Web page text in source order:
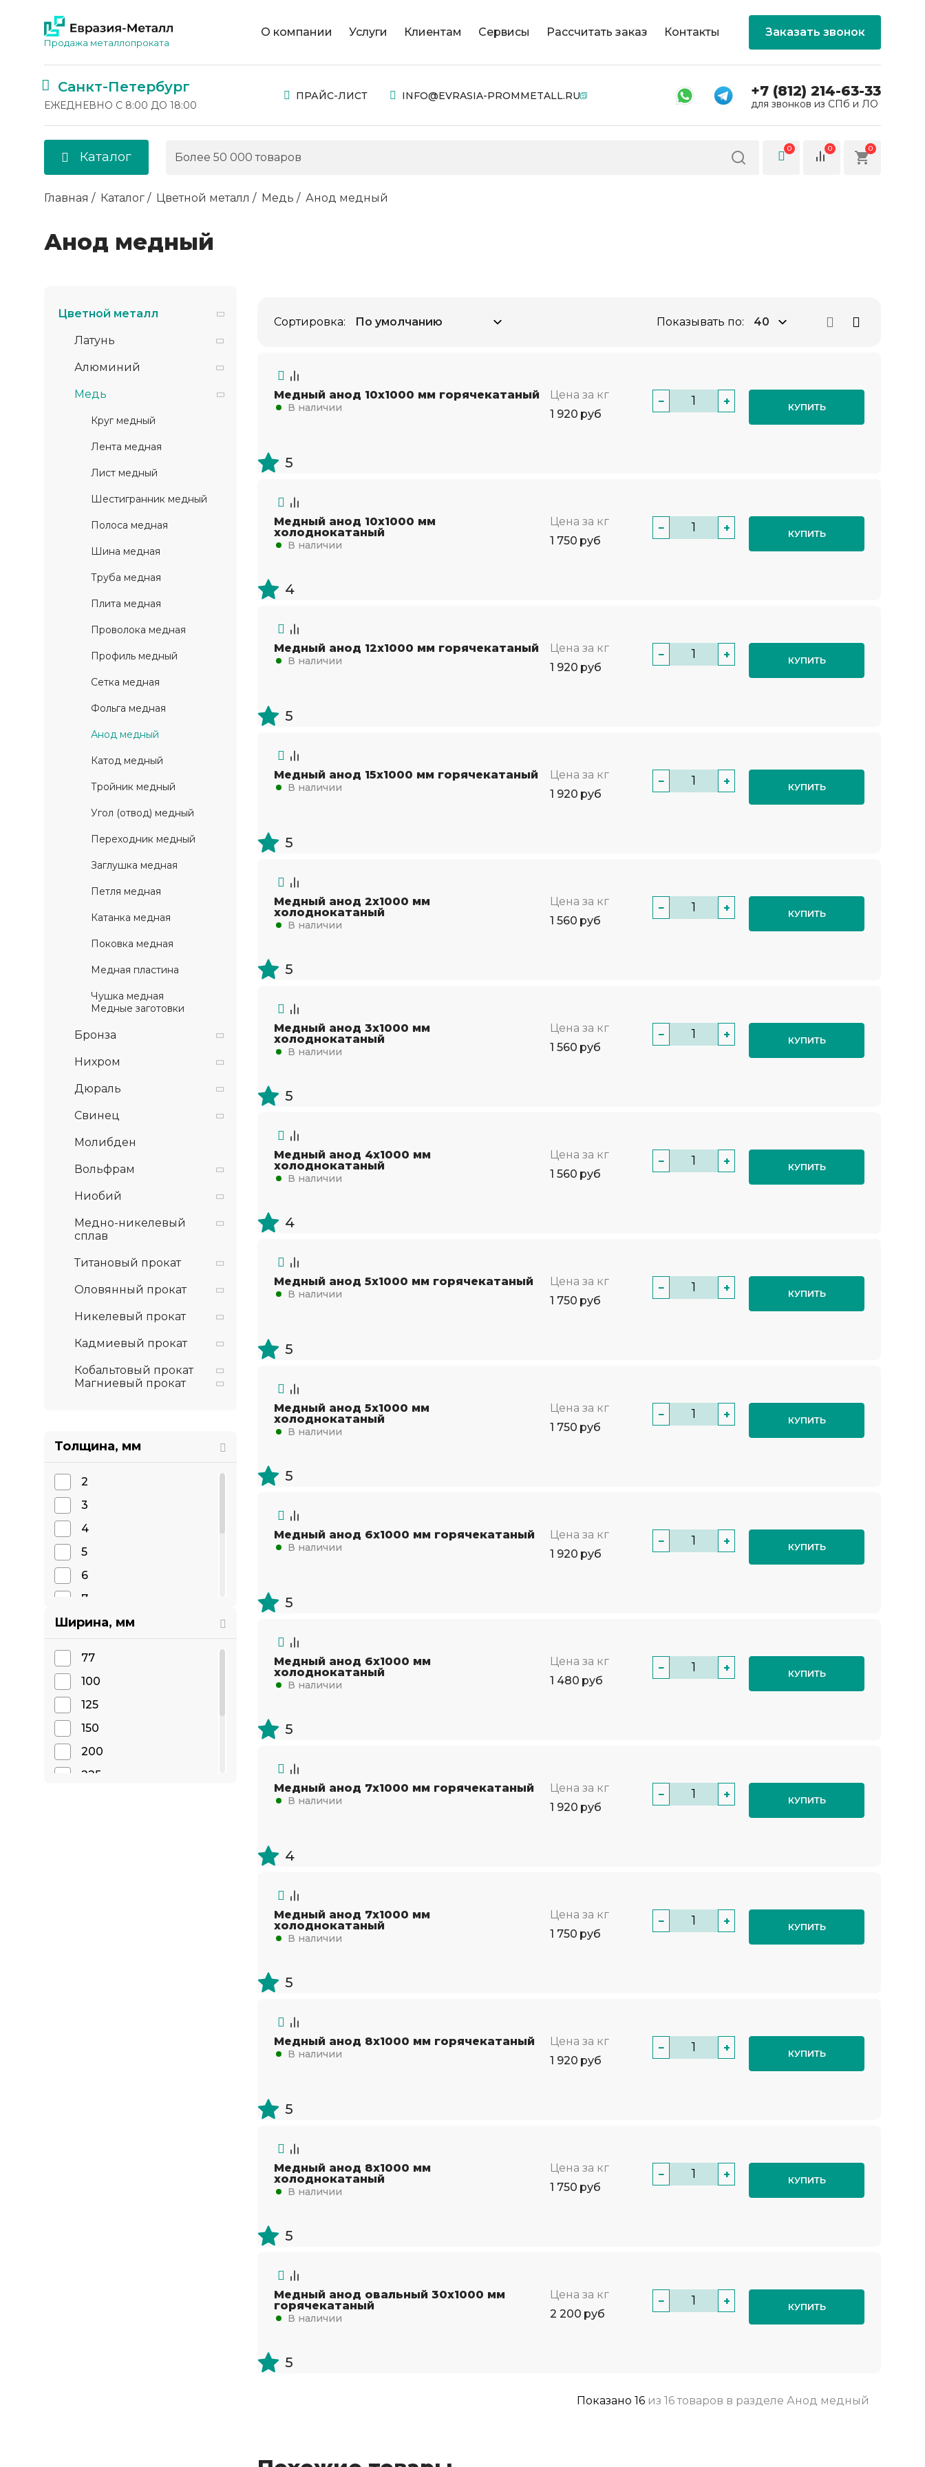
Продажа металлопроката
О компании Услуги Клиентам Сервисы Рассчитать заказ Контакты Заказать звонок
Санкт-Петербург
ЕЖЕДНЕВНО С 8:00 ДО 18:00
ПРАЙС-ЛИСТ INFO@EVRASIA-PROMMETALL.RU +7 (812) 214-63-33
для звонков из СПб и ЛО
Каталог
0 0 0
Главная Каталог Цветной металл Медь Анод медный
Анод медный
Цветной металл
Латунь
Алюминий
Медь
Круг медный
Лента медная
Лист медный
Шестигранник медный
Полоса медная
Шина медная
Труба медная
Плита медная
Проволока медная
Профиль медный
Сетка медная
Фольга медная
Анод медный
Катод медный
Тройник медный
Угол (отвод) медный
Переходник медный
Заглушка медная
Петля медная
Катанка медная
Поковка медная
Медная пластина
Чушка медная
Медные заготовки
Бронза
Нихром
Дюраль
Свинец
Молибден
Вольфрам
Ниобий
Медно-никелевый
сплав
Титановый прокат
Оловянный прокат
Никелевый прокат
Кадмиевый прокат
Кобальтовый прокат
Магниевый прокат
Толщина, мм
2
3
4
5
6
7
8
Ширина, мм
77
100
125
150
200
225
Сортировка: Показывать по:
Медный анод 10х1000 мм горячекатаный
В наличии
Цена за кг
1 920 руб
− + КУПИТЬ
5
Медный анод 10х1000 мм
холоднокатаный
В наличии
Цена за кг
1 750 руб
− + КУПИТЬ
4
Медный анод 12х1000 мм горячекатаный
В наличии
Цена за кг
1 920 руб
− + КУПИТЬ
5
Медный анод 15х1000 мм горячекатаный
В наличии
Цена за кг
1 920 руб
− + КУПИТЬ
5
Медный анод 2х1000 мм
холоднокатаный
В наличии
Цена за кг
1 560 руб
− + КУПИТЬ
5
Медный анод 3х1000 мм
холоднокатаный
В наличии
Цена за кг
1 560 руб
− + КУПИТЬ
5
Медный анод 4х1000 мм
холоднокатаный
В наличии
Цена за кг
1 560 руб
− + КУПИТЬ
4
Медный анод 5х1000 мм горячекатаный
В наличии
Цена за кг
1 750 руб
− + КУПИТЬ
5
Медный анод 5х1000 мм
холоднокатаный
В наличии
Цена за кг
1 750 руб
− + КУПИТЬ
5
Медный анод 6х1000 мм горячекатаный
В наличии
Цена за кг
1 920 руб
− + КУПИТЬ
5
Медный анод 6х1000 мм
холоднокатаный
В наличии
Цена за кг
1 480 руб
− + КУПИТЬ
5
Медный анод 7х1000 мм горячекатаный
В наличии
Цена за кг
1 920 руб
− + КУПИТЬ
4
Медный анод 7х1000 мм
холоднокатаный
В наличии
Цена за кг
1 750 руб
− + КУПИТЬ
5
Медный анод 8х1000 мм горячекатаный
В наличии
Цена за кг
1 920 руб
− + КУПИТЬ
5
Медный анод 8х1000 мм
холоднокатаный
В наличии
Цена за кг
1 750 руб
− + КУПИТЬ
5
Медный анод овальный 30х1000 мм
горячекатаный
В наличии
Цена за кг
2 200 руб
− + КУПИТЬ
5
Показано 16 из 16 товаров в разделе Анод медный